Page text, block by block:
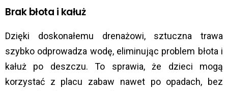
Brak błota i kałuż
Dzięki doskonałemu drenażowi, sztuczna trawa
szybko odprowadza wodę, eliminując problem błota i
kałuż po deszczu.
To sprawia, że dzieci mogą
korzystać z placu zabaw nawet po opadach, bez